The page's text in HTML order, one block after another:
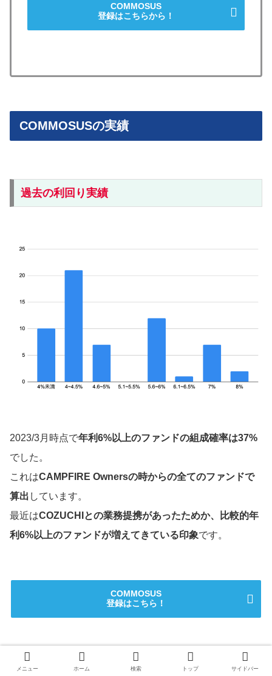
COMMOSUS
登録はこちらから！
COMMOSUSの実績
過去の利回り実績
2023/3月時点で年利6%以上のファンドの組成確率は37%
でした。
これはCAMPFIRE Ownersの時からの全てのファンドで
算出 しています。
最近はCOZUCHIとの業務提携があったためか、比較的年
利6%以上のファンドが増えてきている印象です。
COMMOSUS
登録はこちら！
過去の投資期間実績
メニュー ホーム 検索 トップ サイドバー